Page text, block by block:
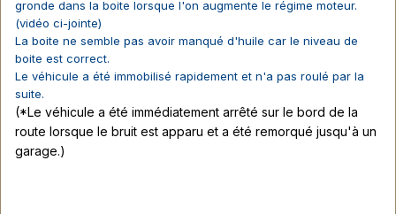
gronde dans la boite lorsque l'on augmente le régime moteur.
(vidéo ci-jointe)
La boite ne semble pas avoir manqué d'huile car le niveau de
boite est correct.
Le véhicule a été immobilisé rapidement et n'a pas roulé par la
suite.
(*Le véhicule a été immédiatement arrêté sur le bord de la
route lorsque le bruit est apparu et a été remorqué jusqu'à un
garage.)